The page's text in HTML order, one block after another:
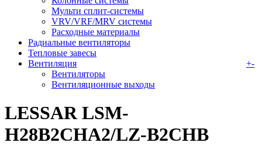
Мульти сплит-системы
VRV/VRF/MRV системы
Расходные материалы
Радиальные вентиляторы
Тепловые завесы
Вентиляция
+-
Вентиляторы
Вентиляционные выходы
LESSAR LSM-
H28B2CHA2/LZ-B2CHB